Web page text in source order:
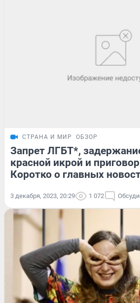
СТРАНА И МИР ОБЗОР
Запрет ЛГБТ*,
красной икрой и
Коротко о главных
3 декабря, 2023, 20:29 1 072